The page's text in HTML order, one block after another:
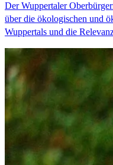
Der Wuppertaler
über die ökologischen und
Wuppertals und die